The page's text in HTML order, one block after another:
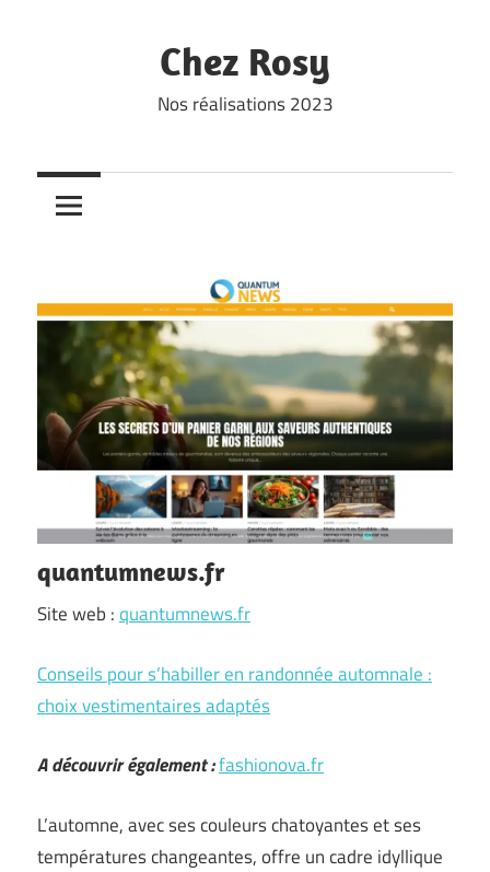
Chez Rosy
Nos réalisations 2023
quantumnews.fr
Site web :quantumnews.fr
Conseils pour s’habiller en randonnée automnale :
choix vestimentaires adaptés
A découvrir également :fashionova.fr
L’automne, avec ses couleurs chatoyantes et ses
températures changeantes, offre un cadre idyllique